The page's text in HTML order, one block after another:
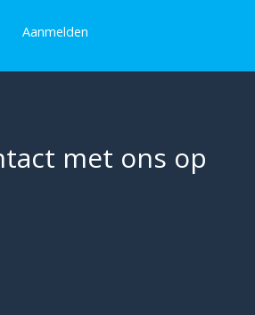
Aanmelden
met ons op